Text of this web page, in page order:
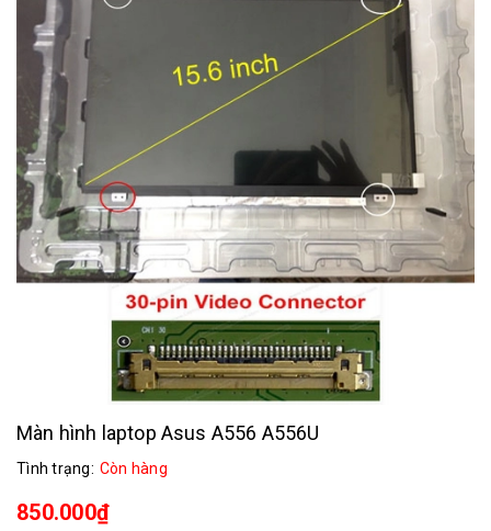
Màn hình laptop Asus A556 A556U
Tình trạng: Còn hàng
850.000₫